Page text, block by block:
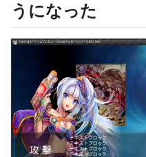
うになった